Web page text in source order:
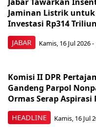
JABAR
Jaminan Listrik untuk
Investasi Rp314 Triliun
Kamis, 16 Jul 2026 -
HEADLINE
Komisi II DPR
Gandeng Parpol
Ormas Serap Aspirasi
Kamis, 16 Jul